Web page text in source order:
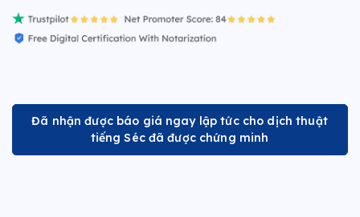
Đã nhận được báo giá ngay lập tức cho dịch thuật
tiếng Séc đã được chứng minh